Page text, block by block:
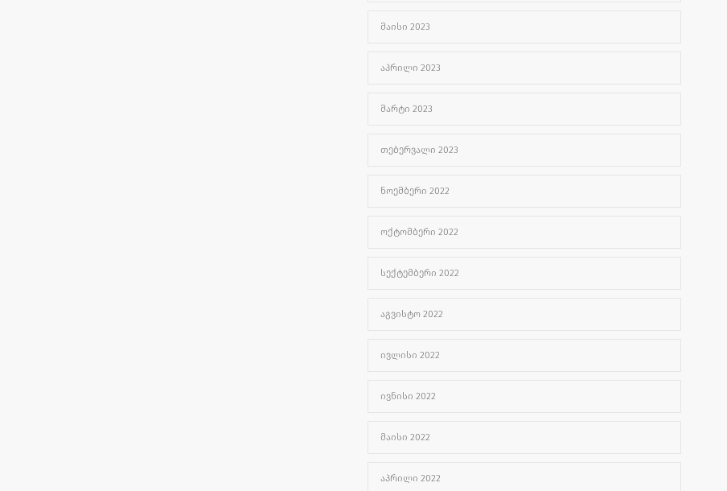
ᲛᲐᲘᲡᲘ 2023
ᲐᲞᲠᲘᲚᲘ 2023
ᲛᲐᲠᲢᲘ 2023
ᲗᲔᲑᲔᲠᲕᲐᲚᲘ 2023
ᲜᲝᲔᲛᲑᲔᲠᲘ 2022
ᲝᲥᲢᲝᲛᲑᲔᲠᲘ 2022
ᲡᲔᲥᲢᲔᲛᲑᲔᲠᲘ 2022
ᲐᲒᲕᲘᲡᲢᲝ 2022
ᲘᲕᲚᲘᲡᲘ 2022
ᲘᲕᲜᲘᲡᲘ 2022
ᲛᲐᲘᲡᲘ 2022
ᲐᲞᲠᲘᲚᲘ 2022